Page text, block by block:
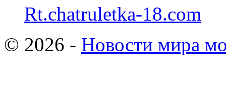
Rt.chatruletka-18.com
© 2026 - Новости мира